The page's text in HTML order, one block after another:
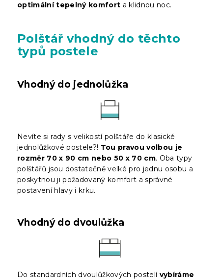
optimální tepelný komfort a klidnou noc.
Polštář vhodný do těchto
typů postele
Vhodný do jednolůžka
Nevíte si rady s velikostí polštáře do klasické
jednolůžkové postele?! Tou pravou volbou je
rozměr 70 x 90 cm nebo 50 x 70 cm. Oba typy
polštářů jsou dostatečně velké pro jednu osobu a
poskytnou ji požadovaný komfort a správné
postavení hlavy i krku.
Vhodný do dvoulůžka
Do standardních dvoulůžkových postelí vybíráme